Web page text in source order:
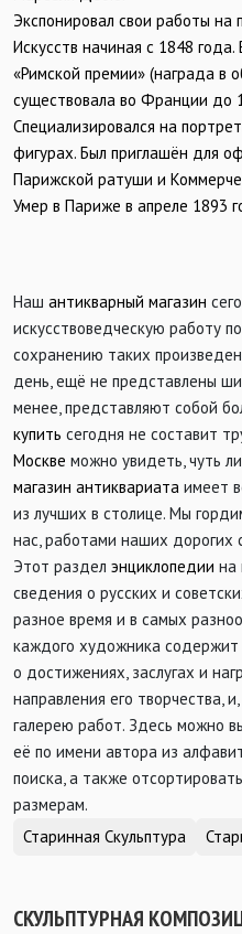
Экспонировал свои работы
Искусств начиная с 1848
«Римской премии» (награда в
существовала во Франции до
Специализировался на
фигурах. Был приглашён для
Парижской ратуши и
Умер в Париже в апреле 1893
Наш антикварный магазин
искусствоведческую работу
сохранению таких
день, ещё не представлены
менее, представляют собой
купить сегодня не составит
Москве можно увидеть, чуть
магазин антиквариата имеет
из лучших в столице. Мы
нас, работами наших дорогих
Этот раздел энциклопедии на
сведения о русских и
разное время и в самых
каждого художника
о достижениях, заслугах и
направления его творчества,
галерею работ. Здесь можно
её по имени автора из
поиска, а также
размерам.
Старинная Скульптура
СКУЛЬПТУРНАЯ